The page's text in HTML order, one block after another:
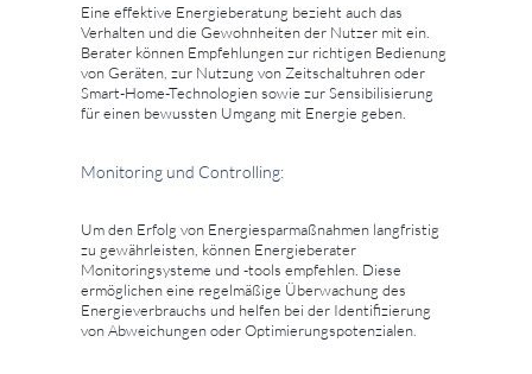
Eine effektive Energieberatung bezieht auch das
Verhalten und die Gewohnheiten der Nutzer mit ein.
Berater können Empfehlungen zur richtigen Bedienung
von Geräten, zur Nutzung von Zeitschaltuhren oder
Smart-Home-Technologien sowie zur Sensibilisierung
für einen bewussten Umgang mit Energie geben.
Monitoring und Controlling:
Um den Erfolg von Energiesparmaßnahmen langfristig
zu gewährleisten, können Energieberater
Monitoringsysteme und -tools empfehlen. Diese
ermöglichen eine regelmäßige Überwachung des
Energieverbrauchs und helfen bei der Identifizierung
von Abweichungen oder Optimierungspotenzialen.